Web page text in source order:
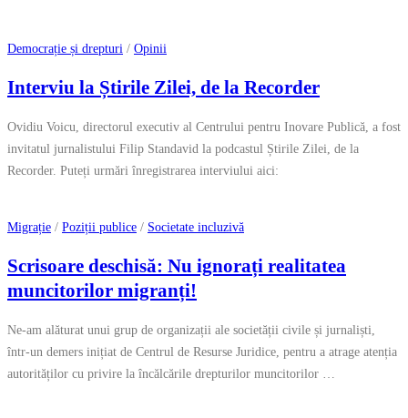
Democrație și drepturi / Opinii
Interviu la Știrile Zilei, de la Recorder
Ovidiu Voicu, directorul executiv al Centrului pentru Inovare Publică, a fost
invitatul jurnalistului Filip Standavid la podcastul Știrile Zilei, de la
Recorder. Puteți urmări înregistrarea interviului aici:
Migrație / Poziții publice / Societate incluzivă
Scrisoare deschisă: Nu ignorați realitatea
muncitorilor migranți!
Ne-am alăturat unui grup de organizații ale societății civile și jurnaliști,
într-un demers inițiat de Centrul de Resurse Juridice, pentru a atrage atenția
autorităților cu privire la încălcările drepturilor muncitorilor …